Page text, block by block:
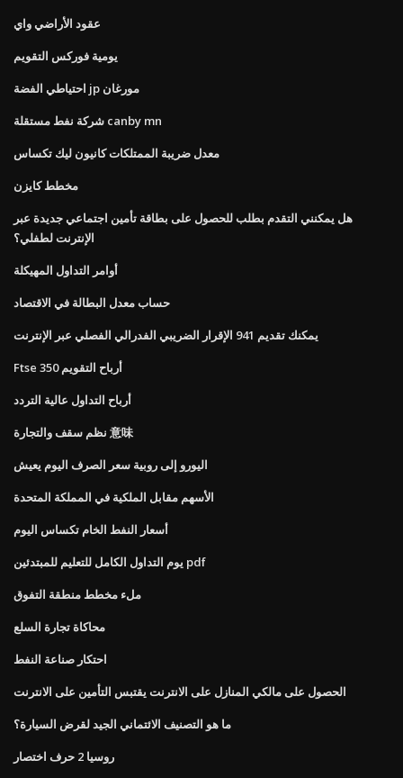
عقود الأراضي واي
يومية فوركس التقويم
احتياطي الفضة jp مورغان
شركة نفط مستقلة canby mn
معدل ضريبة الممتلكات كانيون ليك تكساس
مخطط كايزن
هل يمكنني التقدم بطلب للحصول على بطاقة تأمين اجتماعي جديدة عبر
الإنترنت لطفلي؟
أوامر التداول المهيكلة
حساب معدل البطالة في الاقتصاد
يمكنك تقديم 941 الإقرار الضريبي الفدرالي الفصلي عبر الإنترنت
Ftse 350 أرباح التقويم
أرباح التداول عالية التردد
نظم سقف والتجارة 意味
اليورو إلى روبية سعر الصرف اليوم يعيش
الأسهم مقابل الملكية في المملكة المتحدة
أسعار النفط الخام تكساس اليوم
يوم التداول الكامل للتعليم للمبتدئين pdf
ملء مخطط منطقة التفوق
محاكاة تجارة السلع
احتكار صناعة النفط
الحصول على مالكي المنازل على الانترنت يقتبس التأمين على الانترنت
ما هو التصنيف الائتماني الجيد لقرض السيارة؟
روسيا 2 حرف اختصار